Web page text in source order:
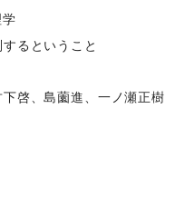
るということ
啓、島薗進、一ノ瀬正樹